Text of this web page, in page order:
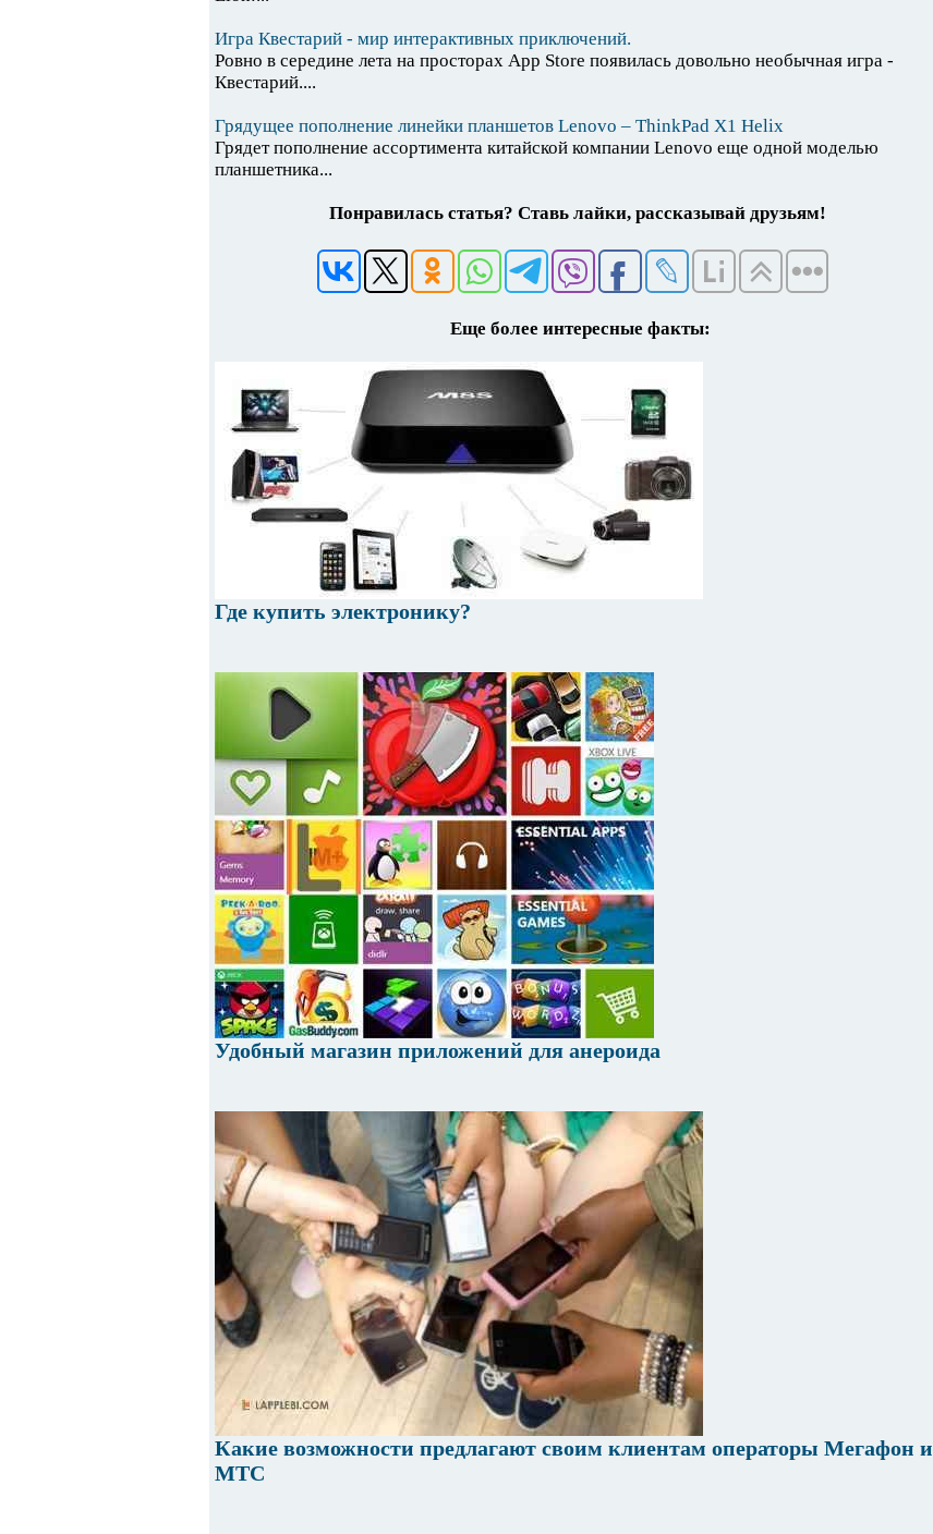
Игра Квестарий - мир интерактивных приключений.
Ровно в середине лета на просторах App Store появилась довольно необычная игра -
Квестарий....
Грядущее пополнение линейки планшетов Lenovo – ThinkPad X1 Helix
Грядет пополнение ассортимента китайской компании Lenovo еще одной моделью
планшетника...
Понравилась статья? Ставь лайки, рассказывай друзьям!
Еще более интересные факты:
Где купить электронику?
Удобный магазин приложений для анероида
Какие возможности предлагают своим клиентам операторы Мегафон и
МТС